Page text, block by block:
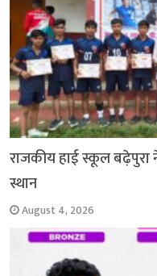
राजकीय हाई स्कूल बढ़ेपुरा
स्थान
August 4, 2026